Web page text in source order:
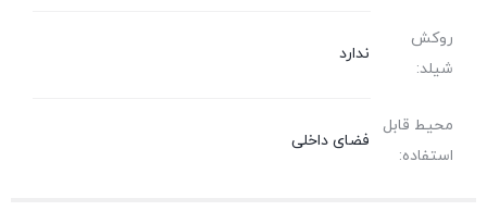
روکش
شیلد:
ندارد
محیط قابل
استفاده:
فضای داخلی